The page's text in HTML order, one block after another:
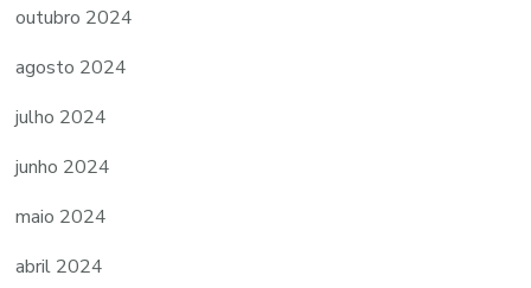
outubro 2024
agosto 2024
julho 2024
junho 2024
maio 2024
abril 2024